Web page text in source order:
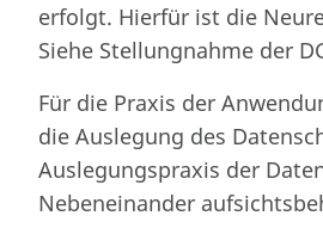
erfolgt. Hierfür ist die
Siehe Stellungnahme der
Für die Praxis der
die Auslegung des
Auslegungspraxis der
Nebeneinander